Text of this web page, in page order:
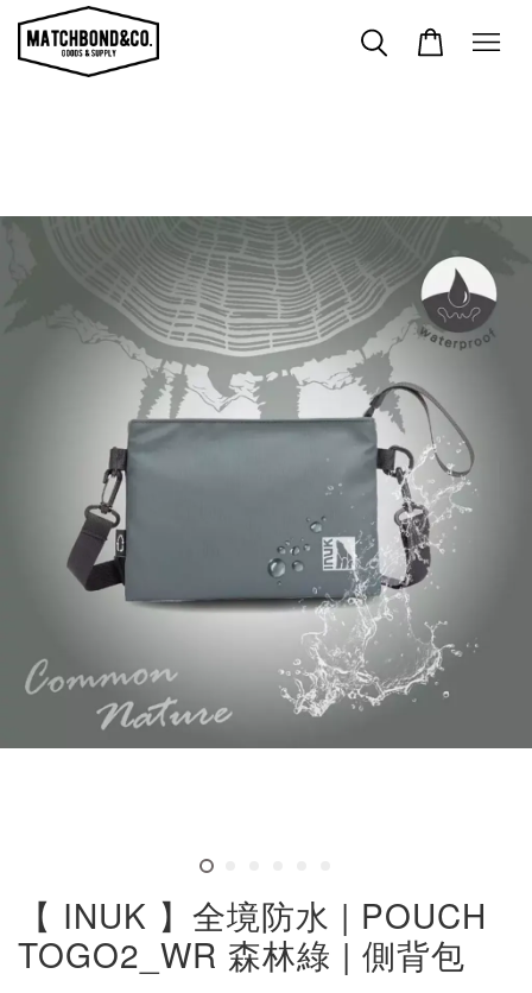
【 INUK 】全境防水 | POUCH
TOGO2_WR 森林綠 | 側背包